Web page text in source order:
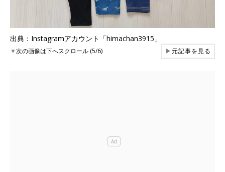
出典：Instagramアカウント「himachan3915」
▼次の画像は下へスクロール (5/6) ▶元記事を見る